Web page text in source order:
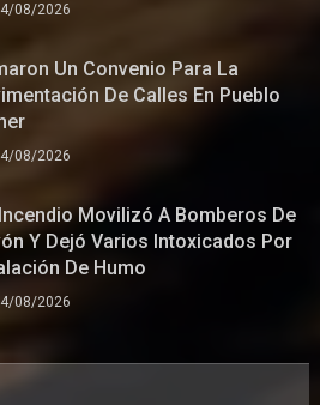
08/2026
Un Convenio Para La
De Calles En Pueblo
08/2026
Movilizó A Bomberos De
Y Dejó Varios Intoxicados Por
De Humo
08/2026